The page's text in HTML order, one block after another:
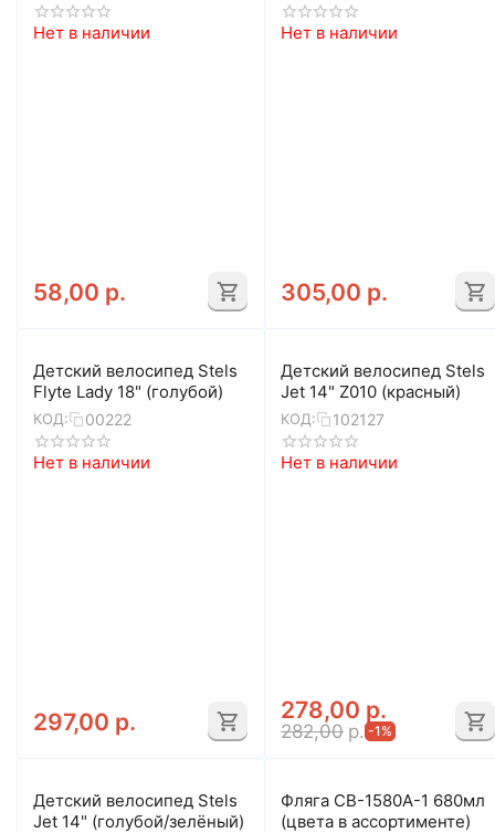
Нет в наличии
58,00 р.
Нет в наличии
305,00 р.
Детский велосипед Stels
Flyte Lady 18" (голубой)
КОД: 00222
Нет в наличии
297,00 р.
Детский велосипед Stels
Jet 14" Z010 (красный)
КОД: 102127
Нет в наличии
278,00 р.
282,00 р. -1%
Детский велосипед Stels
Jet 14" (голубой/зелёный)
Фляга CB-1580A-1 680мл
(цвета в ассортименте)